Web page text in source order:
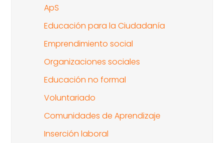
ApS
Educación para la Ciudadanía
Emprendimiento social
Organizaciones sociales
Educación no formal
Voluntariado
Comunidades de Aprendizaje
Inserción laboral